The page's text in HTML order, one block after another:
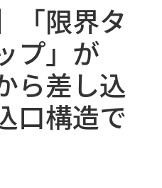
「限界タ
プ」が
ら差し込
口構造で